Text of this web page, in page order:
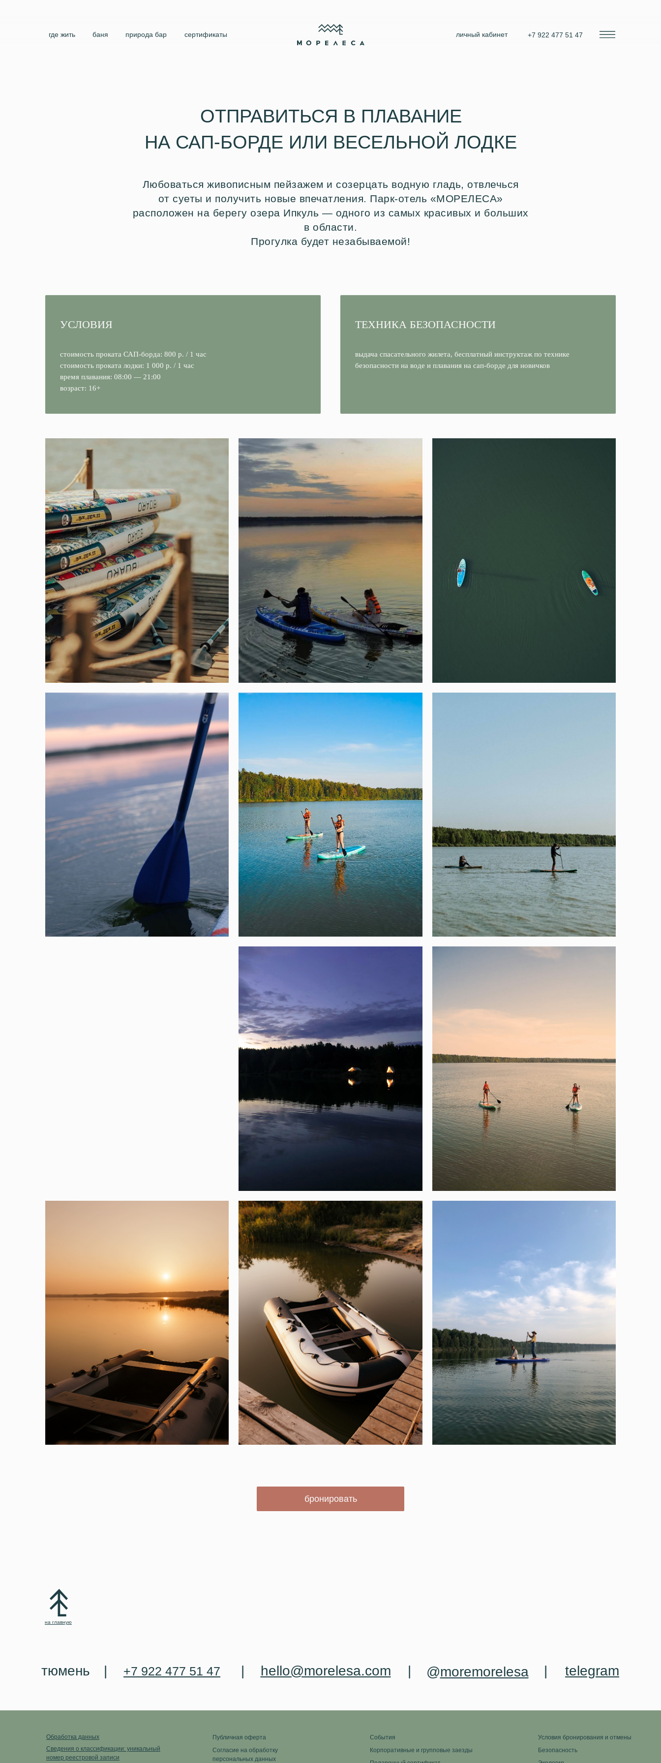
+7 922 477 51 47
где жить баня природа бар
события
сертификаты личный кабинет
Любоваться живописным пейзажем и созерцать водную гладь, отвлечься
от суеты и получить новые впечатления. Парк-отель «МОРЕЛЕСА»
расположен на берегу озера Ипкуль — одного из самых красивых и больших
в области.
Прогулка будет незабываемой!
ОТПРАВИТЬСЯ В ПЛАВАНИЕ
НА САП-БОРДЕ ИЛИ ВЕСЕЛЬНОЙ ЛОДКЕ
УСЛОВИЯ
стоимость проката САП-борда: 800 р. / 1 час
стоимость проката лодки: 1 000 р. / 1 час
время плавания: 08:00 — 21:00
возраст: 16+
ТЕХНИКА БЕЗОПАСНОСТИ
выдача спасательного жилета, бесплатный инструктаж по технике
безопасности на воде и плавания на сап-борде для новичков
бронировать
на главную
тюмень | | | |
+7 922 477 51 47 hello@morelesa.com @moremorelesa telegram
Корпоративные и групповые заезды
Публичная оферта Условия бронирования и отмены
События
Обработка данных
Сведения о классификации: уникальный
номер реестровой записи
Согласие на обработку
персональных данных
Безопасность